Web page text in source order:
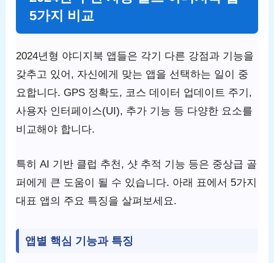
5가지 비교
2024년형 야디지북 앱들은 각기 다른 강점과 기능을
갖추고 있어, 자신에게 맞는 앱을 선택하는 일이 중
요합니다. GPS 정확도, 코스 데이터 업데이트 주기,
사용자 인터페이스(UI), 추가 기능 등 다양한 요소를
비교해야 합니다.
특히 AI 기반 클럽 추천, 샷 추적 기능 등은 중상급 골
퍼에게 큰 도움이 될 수 있습니다. 아래 표에서 5가지
대표 앱의 주요 특징을 살펴보세요.
앱별 핵심 기능과 특징